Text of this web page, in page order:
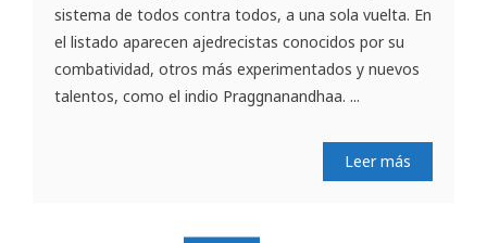
sistema de todos contra todos, a una sola vuelta. En
el listado aparecen ajedrecistas conocidos por su
combatividad, otros más experimentados y nuevos
talentos, como el indio Praggnanandhaa. ...
Leer más